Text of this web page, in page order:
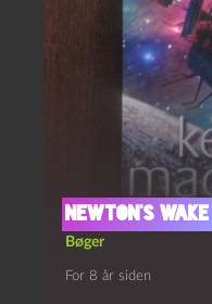
newton’s wake
Bøger
For 8 år siden